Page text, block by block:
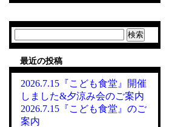
索:
最近の投稿
2026.7.15『こども食堂』開催
しました&夕涼み会のご案内
2026.7.15『こども食堂』のご
案内